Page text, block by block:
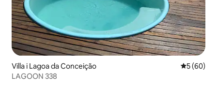
Villa i Lagoa da Conceição 5 av 5 i
5 (60)
LAGOON 338